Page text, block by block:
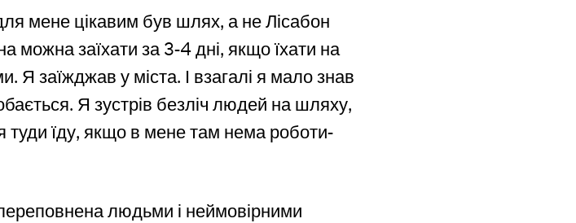
мене цікавим був шлях, а не Лісабон
можна заїхати за 3-4 дні, якщо їхати на
Я заїжджав у міста. І взагалі я мало знав
Я зустрів безліч людей на шляху,
туди їду, якщо в мене там нема роботи-
людьми і неймовірними